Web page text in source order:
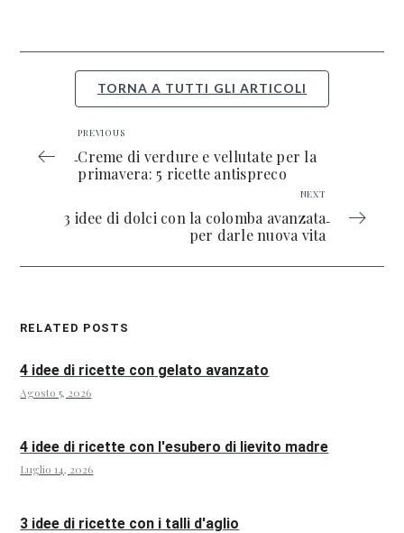
TORNA A TUTTI GLI ARTICOLI
PREVIOUS
Creme di verdure e vellutate per la
primavera: 5 ricette antispreco
NEXT
3 idee di dolci con la colomba avanzata
per darle nuova vita
RELATED POSTS
4 idee di ricette con gelato avanzato
Agosto 5, 2026
4 idee di ricette con l'esubero di lievito madre
Luglio 14, 2026
3 idee di ricette con i talli d'aglio